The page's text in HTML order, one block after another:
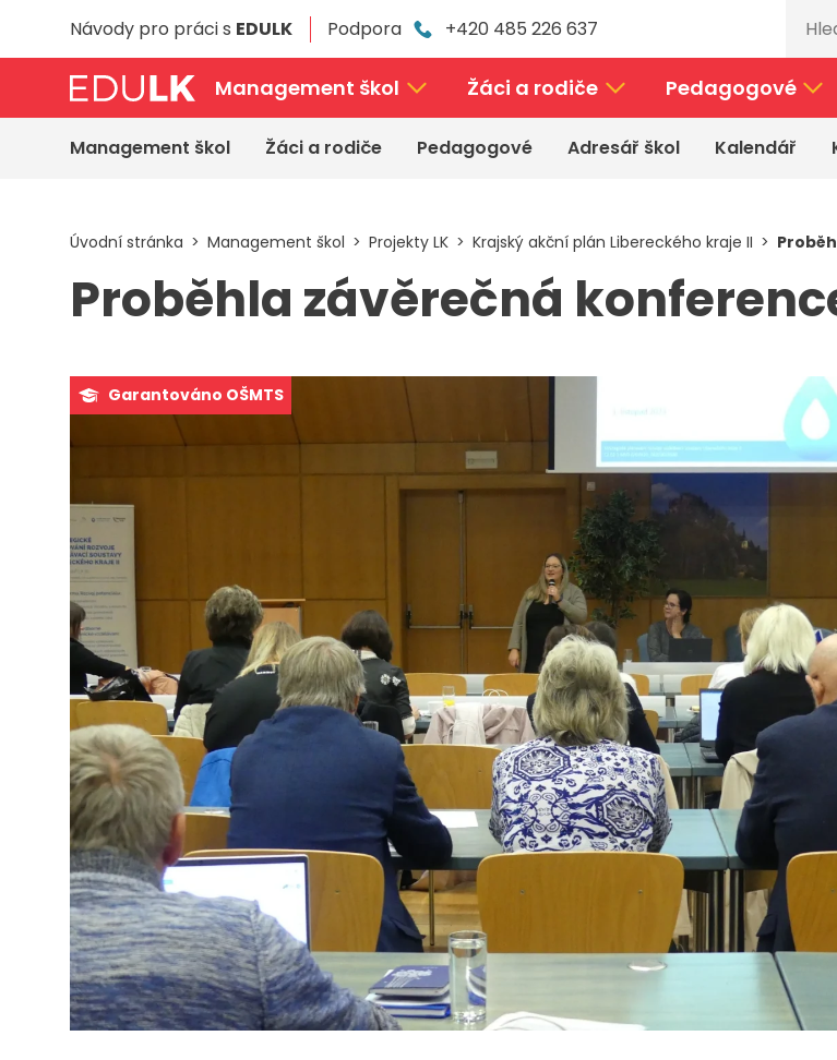
Návody pro práci s EDULK Podpora +420 485 226 637
Management škol Žáci a rodiče Pedagogové
Management škol Žáci a rodiče Pedagogové Adresář škol Kalendář
Úvodní stránka Management škol Projekty LK Krajský akční plán Libereckého kraje II
Proběhla závěrečná
Garantováno OŠMTS